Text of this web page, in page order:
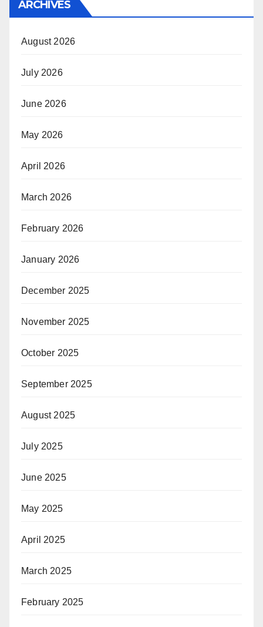
ARCHIVES
August 2026
July 2026
June 2026
May 2026
April 2026
March 2026
February 2026
January 2026
December 2025
November 2025
October 2025
September 2025
August 2025
July 2025
June 2025
May 2025
April 2025
March 2025
February 2025